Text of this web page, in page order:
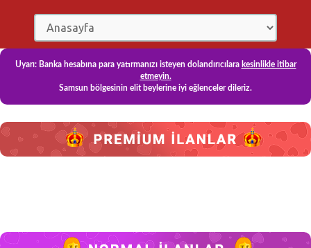
Uyarı: Banka hesabına para yatırmanızı isteyen dolandırıcılara kesinlikle itibar
etmeyin.
Samsun bölgesinin elit beylerine iyi eğlenceler dileriz.